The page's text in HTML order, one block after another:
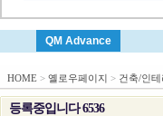
QM Advance
HOME > 옐로우페이지 > 건축/인테
등록중입니다 6536